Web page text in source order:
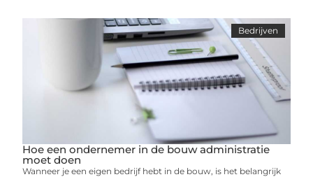
Bedrijven
Hoe een ondernemer in de bouw administratie
moet doen
Wanneer je een eigen bedrijf hebt in de bouw, is het belangrijk